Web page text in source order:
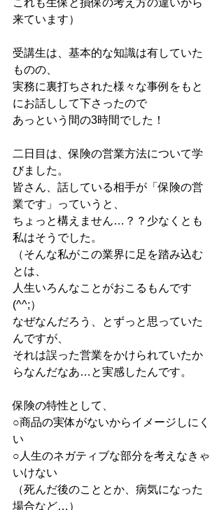
これも生保と損保の考え方の違いから
来ています）
受講生は、基本的な知識は有していた
ものの、
実務に裏打ちされた様々な事例をもと
にお話しして下さったので
あっという間の3時間でした！
二日目は、保険の営業方法について学
びました。
皆さん、話している相手が「保険の営
業です」っていうと、
ちょっと構えません…？？少なくとも
私はそうでした。
（そんな私がこの業界に足を踏み込む
とは、
人生いろんなことがおこるもんです
(^^;）
なぜなんだろう、とずっと思っていた
んですが、
それは誤った営業をかけられていたか
らなんだなあ…と実感したんです。
保険の特性として、
○商品の実体がないからイメージしにく
い
○人生のネガティブな部分を考えなきゃ
いけない
（死んだ後のこととか、病気になった
場合など…）